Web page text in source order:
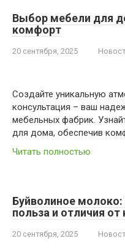
Выбор мебели для
комфорт
20 сентября, 2025
Создайте уникальную
консультация – ваш
мебельных фабрик.
для дома, обеспечив
Читать полностью
Буйволиное
польза и отличия от
20 сентября, 2025